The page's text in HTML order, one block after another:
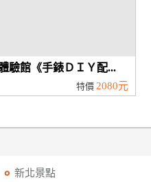
驗館《手錶ＤＩＹ配...
特價 2080元
新北景點